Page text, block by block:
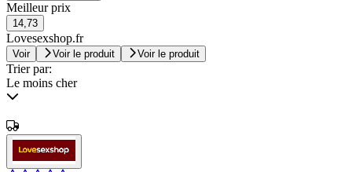
Meilleur prix
14,73
Lovesexshop.fr
Voir Voir le produit Voir le produit
Trier par:
Le moins cher